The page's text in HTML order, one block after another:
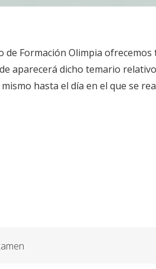
de Formación Olimpia
aparecerá dicho temario
hasta el día en el que se